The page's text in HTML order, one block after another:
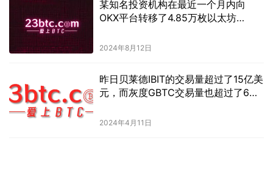
某知名投资机构在最近一个月内向
OKX平台转移了4.85万枚以太坊
元。
2024年8月12日
昨日贝莱德IBIT的交易量超过了15亿美
元，而灰度GBTC交易量也超过了6亿
2024年4月11日